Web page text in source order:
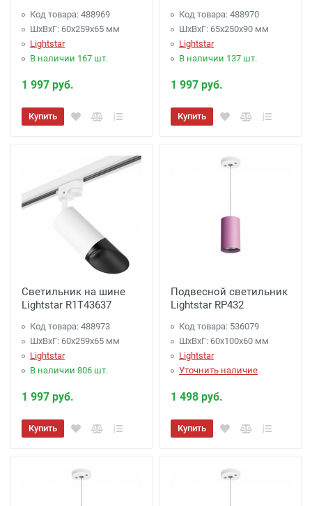
Код товара: 488969
ШхВхГ: 60x259x65 мм
Lightstar
В наличии 167 шт.
1 997 руб.
Купить
Код товара: 488970
ШхВхГ: 65x250x90 мм
Lightstar
В наличии 137 шт.
1 997 руб.
Купить
Светильник на шине
Lightstar R1T43637
Код товара: 488973
ШхВхГ: 60x259x65 мм
Lightstar
В наличии 806 шт.
1 997 руб.
Купить
Подвесной светильник
Lightstar RP432
Код товара: 536079
ШхВхГ: 60x100x60 мм
Lightstar
Уточнить наличие
1 498 руб.
Купить